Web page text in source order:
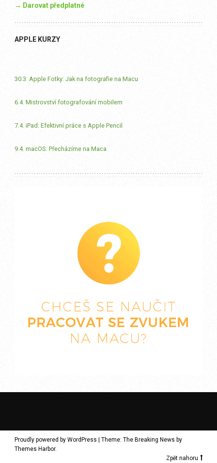
→ Darovat předplatné
APPLE KURZY
30.3. Apple Fotky: Jak na fotografie na Macu
6.4. Mistrovství fotografování mobilem
7.4. iPad: Efektivní práce s Apple Pencil
9.4. macOS: Přecházíme na Maca
Proudly powered by WordPress | Theme: The Breaking News by
Themes Harbor.
Zpět nahoru